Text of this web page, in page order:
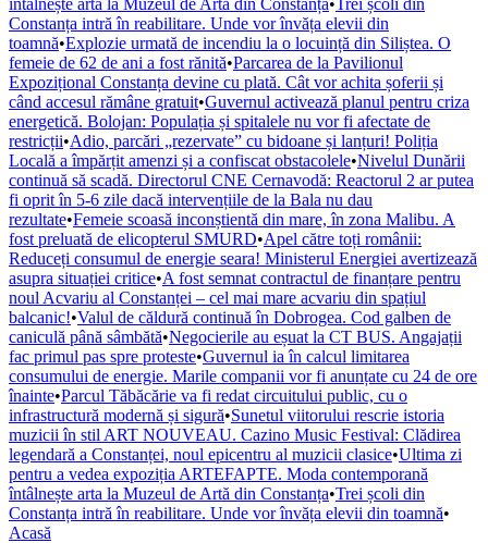
întâlnește arta la Muzeul de Artă din Constanța•Trei școli din
Constanța intră în reabilitare. Unde vor învăța elevii din
toamnă•Explozie urmată de incendiu la o locuință din Siliștea. O
femeie de 62 de ani a fost rănită•Parcarea de la Pavilionul
Expozițional Constanța devine cu plată. Cât vor achita șoferii și
când accesul rămâne gratuit•Guvernul activează planul pentru criza
energetică. Bolojan: Populația și spitalele nu vor fi afectate de
restricții•Adio, parcări „rezervate” cu bidoane și lanțuri! Poliția
Locală a împărțit amenzi și a confiscat obstacolele•Nivelul Dunării
continuă să scadă. Directorul CNE Cernavodă: Reactorul 2 ar putea
fi oprit în 5-6 zile dacă intervențiile de la Bala nu dau
rezultate•Femeie scoasă inconștientă din mare, în zona Malibu. A
fost preluată de elicopterul SMURD•Apel către toți românii:
Reduceți consumul de energie seara! Ministerul Energiei avertizează
asupra situației critice•A fost semnat contractul de finanțare pentru
noul Acvariu al Constanței – cel mai mare acvariu din spațiul
balcanic!•Valul de căldură continuă în Dobrogea. Cod galben de
caniculă până sâmbătă•Negocierile au eșuat la CT BUS. Angajații
fac primul pas spre proteste•Guvernul ia în calcul limitarea
consumului de energie. Marile companii vor fi anunțate cu 24 de ore
înainte•Parcul Tăbăcărie va fi redat circuitului public, cu o
infrastructură modernă și sigură•Sunetul viitorului rescrie istoria
muzicii în stil ART NOUVEAU. Cazino Music Festival: Clădirea
legendară a Constanței, noul epicentru al muzicii clasice•Ultima zi
pentru a vedea expoziția ARTEFAPTE. Moda contemporană
întâlnește arta la Muzeul de Artă din Constanța•Trei școli din
Constanța intră în reabilitare. Unde vor învăța elevii din toamnă•
Acasă